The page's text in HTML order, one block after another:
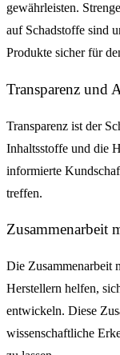
gewährleisten.
auf Schadstoffe sind
Produkte sicher für
Transparenz und
Transparenz ist der
Inhaltsstoffe und die
informierte
treffen.
Zusammenarbeit
Die Zusammenarbeit
Herstellern helfen,
entwickeln. Diese
wissenschaftliche